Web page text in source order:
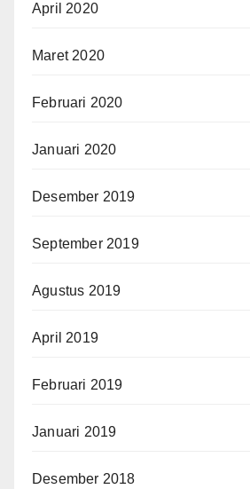
April 2020
Maret 2020
Februari 2020
Januari 2020
Desember 2019
September 2019
Agustus 2019
April 2019
Februari 2019
Januari 2019
Desember 2018